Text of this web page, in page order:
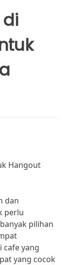
Hangout
dan
perlu
pilihan
cafe yang
yang cocok